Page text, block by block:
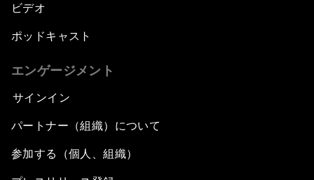
ビデオ
ポッドキャスト
エンゲージメント
サインイン
パートナー（組織）について
参加する（個人、組織）